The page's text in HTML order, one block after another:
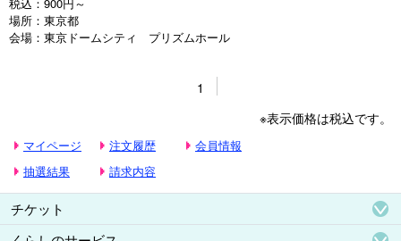
場所： 東京都
会場： 東京ドームシティ プリズムホール
1
※表示価格は税込です。
マイページ 注文履歴
会員情報
抽選結果
請求内容
チケット